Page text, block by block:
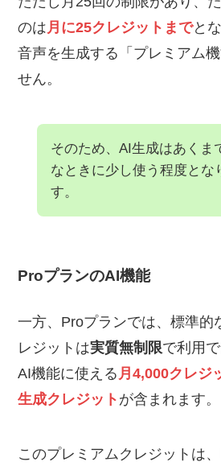
のは月に25クレジットまでと
音声を生成する「プレミアム
せん。
そのため、AI生成はあくま
なときに少し使う程度とな
す。
ProプランのAI機能
一方、Proプランでは、標準的
レジットは実質無制限で利用
AI機能に使える 月4,000クレジ
生成クレジット が含まれます。
このプレミアムクレジットは